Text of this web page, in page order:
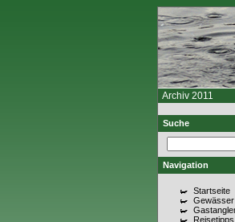
Archiv 2011
Suche
Navigation
Startseite
Gewässer
Reisetipps